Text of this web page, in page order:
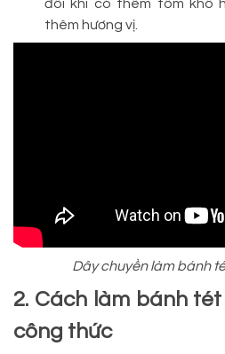
đôi khi có thêm tôm khô
thêm hương vị.
Dây chuyền làm bánh
2. Cách làm bánh
công thức